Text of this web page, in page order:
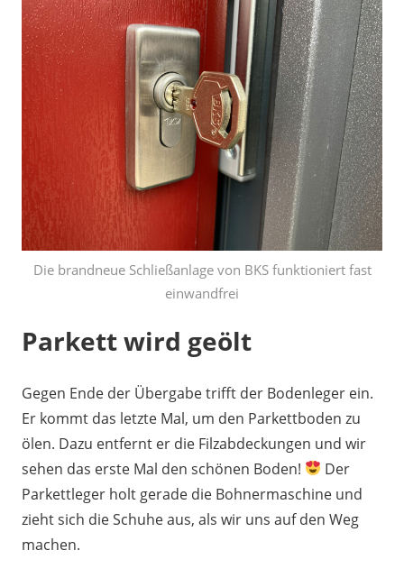
Die brandneue Schließanlage von BKS funktioniert fast
einwandfrei
Parkett wird geölt
Gegen Ende der Übergabe trifft der Bodenleger ein.
Er kommt das letzte Mal, um den Parkettboden zu
ölen. Dazu entfernt er die Filzabdeckungen und wir
sehen das erste Mal den schönen Boden!
Der
Parkettleger holt gerade die Bohnermaschine und
zieht sich die Schuhe aus, als wir uns auf den Weg
machen.